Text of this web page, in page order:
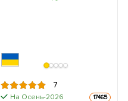
7
На Осень-2026 17465